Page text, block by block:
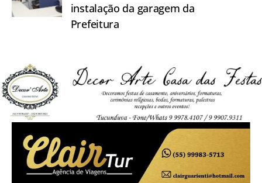
instalação da garagem da
Prefeitura